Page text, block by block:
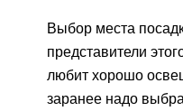
Выбор места
представители
любит хорошо
заранее надо